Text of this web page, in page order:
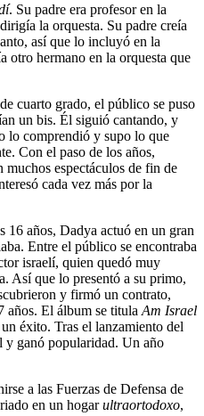
. Su padre era profesor en la
la orquesta. Su padre creía
así que lo incluyó en la
otro hermano en la orquesta que
cuarto grado, el público se puso
un bis. Él siguió cantando, y
lo comprendió y supo lo que
Con el paso de los años,
espectáculos de fin de
cada vez más por la
16 años, Dadya actuó en un gran
Entre el público se encontraba
israelí, quien quedó muy
Así que lo presentó a su primo,
y firmó un contrato,
años. El álbum se titula Am Israel
éxito. Tras el lanzamiento del
y ganó popularidad. Un año
a las Fuerzas de Defensa de
en un hogarultraortodoxo,